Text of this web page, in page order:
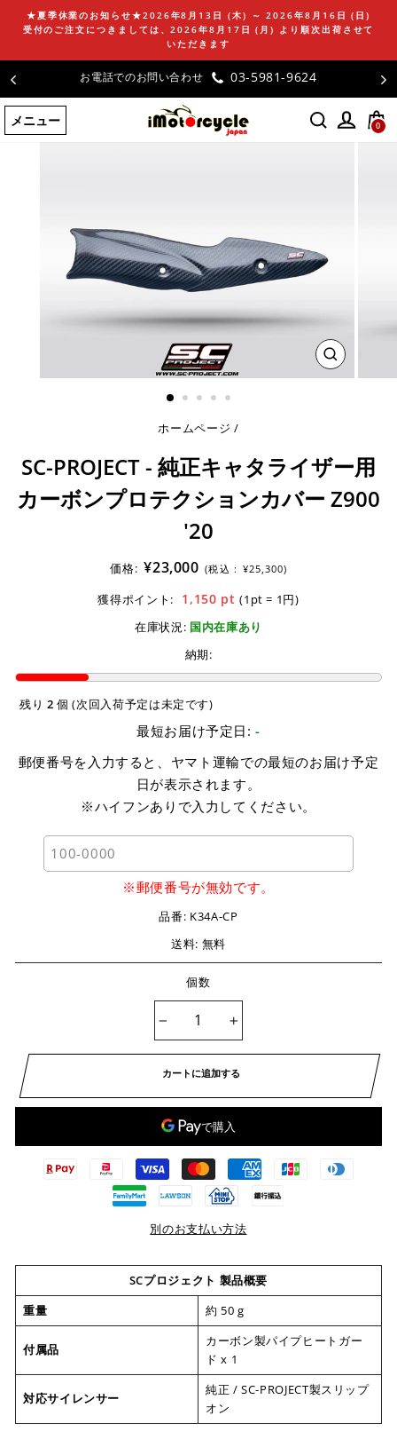
ン
ツ
に
ス
キ
★夏季休業のお知らせ★2026年8月13日 (木) ～ 2026年8月16日 (日)
受付のご注文につきましては、2026年8月17日 (月) より順次出荷させて
いただきます
お電話でのお問い合わせ 03-5981-9624
メニュー 0
閉
じ
ホームページ /
SC-PROJECT - 純正キャタライザー用
カーボンプロテクションカバー Z900
'20
価格: ¥23,000 (税込 : ¥25,300)
獲得ポイント: 1,150 pt(1pt = 1円)
在庫状況: 国内在庫あり
納期:
残り 2 個 (次回入荷予定は未定です)
最短お届け予定日: -
郵便番号を入力すると、ヤマト運輸での最短のお届け予定
日が表示されます。
※ハイフンありで入力してください。
※郵便番号が無効です。
品番: K34A-CP
送料: 無料
個数
カートに追加する
別のお支払い方法
SCプロジェクト 製品概要
重量
約 50 g
付属品
カーボン製パイプヒートガー
ド x 1
対応サイレンサー
純正 / SC-PROJECT製スリップ
オン